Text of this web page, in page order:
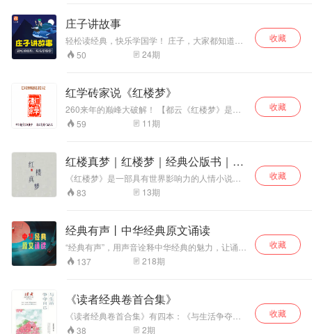
皇宫里的荣华富贵，最后重新变回石头，将在清
宫里的所见所闻（宫闱秘史）刻在了石头之上，
留给了后世。 原来，《红楼梦》的“红楼”二字其
实是指紫禁城。书中的贾府其实就是大清皇家，
大观园则是圆明园，贾宝玉其实是大清皇帝，林
世、董鄂妃之死等大量的清宫秘史。 本书《赖晓
伟重评石头记》典藏版自2021年出版以来，被众
多红楼梦迷誉为是对《红楼梦》真正的解读，足
以让您领略260年来红学巅峰的奇光，不枉此生
庄子讲故事
轻松读经典，快乐学国学！ 庄子，大家都知道，
道家学派的代表人物，先秦庄子学派的创始人。
他曾经做过漆园小吏，相当于现在一个小管事
繁，却到处求贤若渴的时代。他隐居不仕，终老
天年，一生没有什么社会名分。 听庄子的寓言故
事非常有意思，他的想象奇特，寓言故事又寓意
深远。他一生看破功名，性格嬉笑怒骂，能言善
辩；他又是一个天马行空、想象力丰富的人，我
中，公认的由庄子本人著述的故事，通过我们的
精心改编，以最轻松的方式呈现给大家！接下来
的节目中，和我一起去认识一个不一样的庄子
吧！
50 24期
收藏
红学砖家说《红楼梦》
260来年的巅峰大破解！ 【都云《红楼梦》是古
今小说的颠峰之作，却又有几人知道此帖将是
《红楼梦》的颠峰破解？若干年后，此帖将以里
的研究方向。丁酉年闰六月廿一。红学砖家】
59 11期
收藏
红楼真梦｜红楼梦｜经典公版书｜四
大名著
《红楼梦》是一部具有世界影响力的人情小说、
中国封建社会的百科全书、传统文化的集大成
者。其作者以“大旨谈情，实录其事”自勉，只按自
致，取得了非凡的艺术成就。“真事隐去，假语存
焉”的特殊笔法更是令后世读者脑洞大开，揣测之
说久而遂多。二十世纪以来，《红楼梦》更以其
丰富深刻的思想底蕴和异常出色的艺术成就使学
术界产生了以其为研究对象的专门学问——红
83 13期
收藏
经典有声丨中华经典原文诵读
“经典有声”，用声音诠释中华经典的魅力，让诵读
之声成为您心灵的指引，一同追寻文化的根源，
拥抱智慧的宝藏。“经典有声”，为经典插上声音的
贤智慧，启迪幸福人生。诵读者张恒宽，主任播
音员，从事广播电视和媒体传播工作28年，致力
于学习、传播、弘扬中华优秀传统文化，弘扬真
善美，传播正能量。
137 218期
收藏
《读者经典卷首合集》
《读者经典卷首合集》有四本：《与生活争夺自
己》《你，是否敢于梦想》《站在烦恼里仰望幸
38 2期
收藏